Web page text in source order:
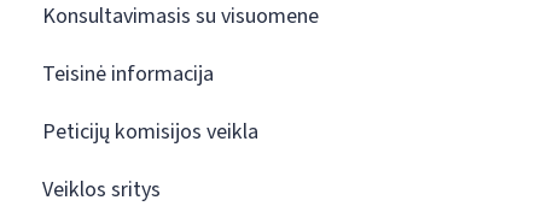
Konsultavimasis su visuomene
Teisinė informacija
Peticijų komisijos veikla
Veiklos sritys